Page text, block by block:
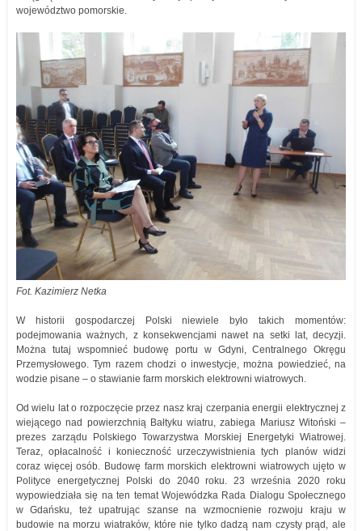
województwo pomorskie.
Fot. Kazimierz Netka
W historii gospodarczej Polski niewiele było takich momentów:
podejmowania ważnych, z konsekwencjami nawet na setki lat, decyzji.
Można tutaj wspomnieć budowę portu w Gdyni, Centralnego Okręgu
Przemysłowego. Tym razem chodzi o inwestycje, można powiedzieć, na
wodzie pisane – o stawianie farm morskich elektrowni wiatrowych.
Od wielu lat o rozpoczęcie przez nasz kraj czerpania energii elektrycznej z
wiejącego nad powierzchnią Bałtyku wiatru, zabiega Mariusz Witoński –
prezes zarządu Polskiego Towarzystwa Morskiej Energetyki Wiatrowej.
Teraz, opłacalność i konieczność urzeczywistnienia tych planów widzi
coraz więcej osób. Budowę farm morskich elektrowni wiatrowych ujęto w
Polityce energetycznej Polski do 2040 roku. 23 września 2020 roku
wypowiedziała się na ten temat Wojewódzka Rada Dialogu Społecznego
w Gdańsku, też upatrując szanse na wzmocnienie rozwoju kraju w
budowie na morzu wiatraków, które nie tylko dadzą nam czysty prąd, ale